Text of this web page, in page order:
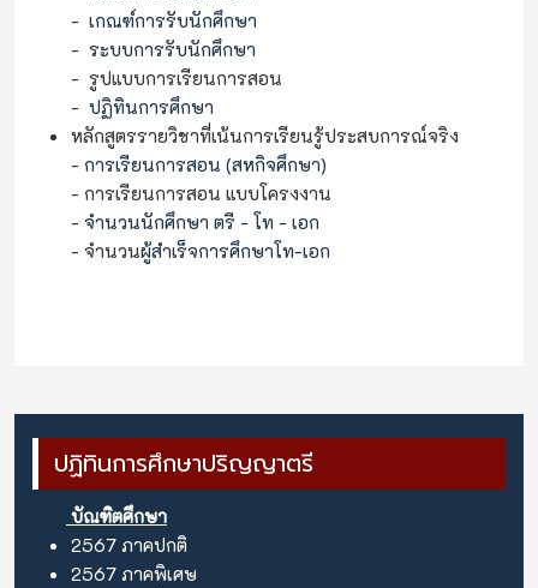
- เกณฑ์การรับนักศึกษา
- ระบบการรับนักศึกษา
- รูปแบบการเรียนการสอน
- ปฏิทินการศึกษา
หลักสูตรรายวิชาที่เน้นการเรียนรู้ประสบการณ์จริง
- การเรียนการสอน (สหกิจศึกษา)
- การเรียนการสอน แบบโครงงาน
- จำนวนนักศึกษา ตรี - โท - เอก
- จำนวนผู้สำเร็จการศึกษาโท-เอก
ปฏิทินการศึกษาปริญญาตรี
บัณฑิตศึกษา
2567 ภาคปกติ
2567 ภาคพิเศษ